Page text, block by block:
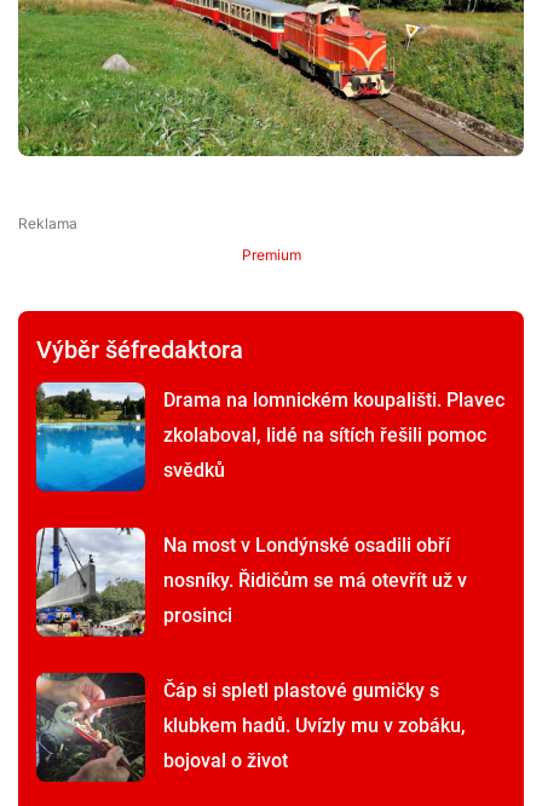
Premium
Výběr šéfredaktora
Drama na lomnickém koupališti. Plavec
zkolaboval, lidé na sítích řešili pomoc
svědků
Na most v Londýnské osadili obří
nosníky. Řidičům se má otevřít už v
prosinci
Čáp si spletl plastové gumičky s
klubkem hadů. Uvízly mu v zobáku,
bojoval o život